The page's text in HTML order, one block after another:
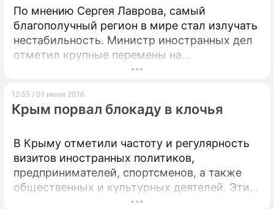
По мнению Сергея Лаврова, самый
благополучный регион в мире стал излучать
нестабильность. Министр иностранных дел
отметил крупные перемены на
международной арене.
12:55 / 01 июня 2016
Крым порвал блокаду в клочья
В Крыму отметили частоту и регулярность
визитов иностранных политиков,
предпринимателей, спортсменов, а также
общественных и культурных деятелей. Эти
поездки, считает заместитель председателя